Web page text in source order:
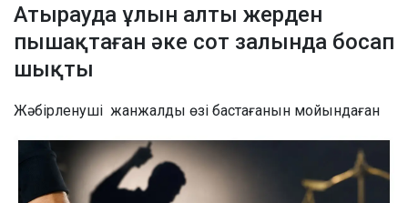
Атырауда ұлын алты жерден
пышақтаған әке сот залында босап
шықты
Жәбірленуші жанжалды өзі бастағанын мойындаған